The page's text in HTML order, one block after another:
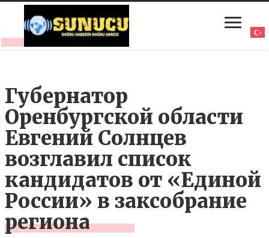
Губернатор
Оренбургской области
Евгений Солнцев
возглавил список
кандидатов от «Единой
России» в заксобрание
региона